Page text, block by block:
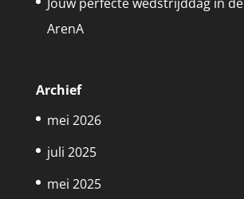
ArenA
Archief
mei 2026
juli 2025
mei 2025